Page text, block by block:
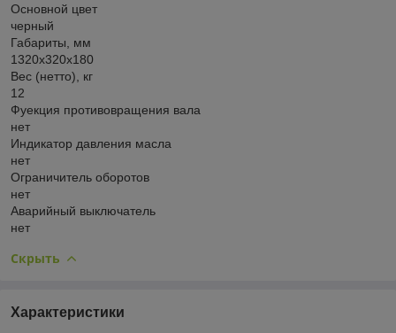
Основной цвет
черный
Габариты, мм
1320х320х180
Вес (нетто), кг
12
Фуекция противовращения вала
нет
Индикатор давления масла
нет
Ограничитель оборотов
нет
Аварийный выключатель
нет
Скрыть
Характеристики